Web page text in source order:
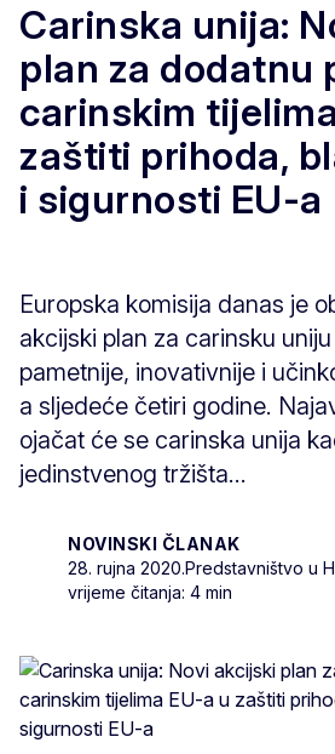
Carinska unija:
plan za dodatnu
carinskim
zaštiti prihoda,
i sigurnosti EU-a
Europska komisija danas je
akcijski plan za carinsku
pametnije, inovativnije i
a sljedeće četiri godine.
ojačat će se carinska unija
jedinstvenog tržišta...
NOVINSKI ČLANAK
28. rujna 2020.Predstavništvo u
vrijeme čitanja: 4 min